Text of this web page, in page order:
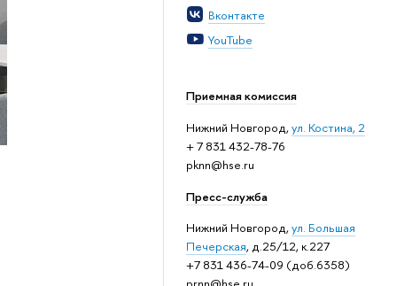
Вконтакте
YouTube
Приемная комиссия
Нижний Новгород,ул. Костина, 2
+ 7 831 432-78-76
pknn@hse.ru
Пресс-служба
Нижний Новгород,ул. Большая
Печерская, д.25/12, к.227
+7 831 436-74-09 (доб.6358)